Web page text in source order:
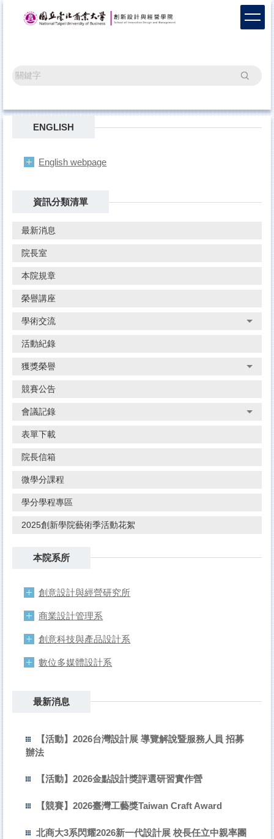
搜尋
ENGLISH
English webpage
資訊分類清單
最新消息
院長室
本院規章
榮譽講座
學術交流
活動紀錄
獲獎榮譽
競賽公告
會議記錄
表單下載
院長信箱
微學分課程
學分學程專區
2025創新學院藝術季活動花絮
本院系所
創意設計與經營研究所
商業設計管理系
創意科技與產品設計系
數位多媒體設計系
最新消息
【活動】2026台灣設計展 導覽解說暨服務人員 招募
辦法
【活動】2026金點設計獎評選研習實作營
【競賽】2026臺灣工藝獎Taiwan Craft Award
北商大3系閃耀2026新一代設計展 校長任立中親率團